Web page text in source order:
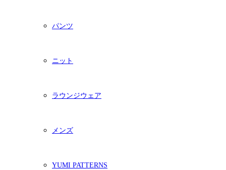
パンツ
ニット
ラウンジウェア
メンズ
YUMI PATTERNS